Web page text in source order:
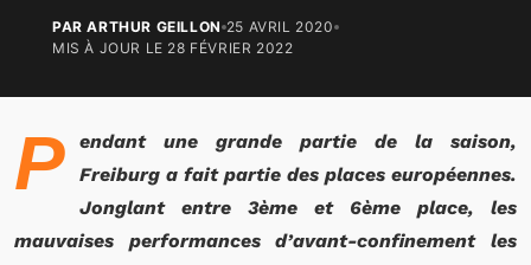
PAR ARTHUR GEILLON 25 AVRIL 2020
MIS À JOUR LE 28 FÉVRIER 2022
P
endant une grande partie de la saison,
Freiburg a fait partie des places européennes.
Jonglant entre 3ème et 6ème place, les
mauvaises performances d’avant-confinement les